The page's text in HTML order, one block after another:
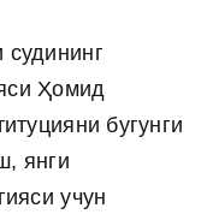
Ҳомид
бугунги
янги
учун